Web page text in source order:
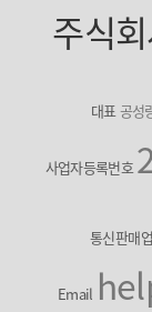
주식
대표공성
사업자등록번호
통신판매업
Email